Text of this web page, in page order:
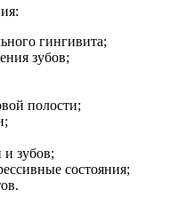
гингивита;
зубов;
полости;
и зубов;
состояния;